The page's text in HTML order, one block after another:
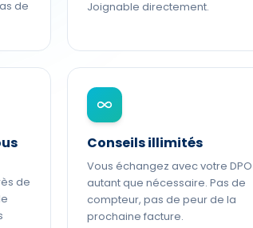
de
Joignable directement.
de
Conseils illimités
Vous échangez avec votre DPO
autant que nécessaire. Pas de
compteur, pas de peur de la
prochaine facture.